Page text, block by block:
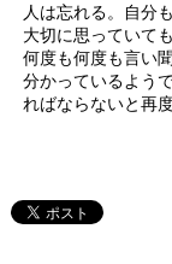
人は忘れる。自分
大切に思っていて
何度も何度も言い
分かっているよう
ればならないと再